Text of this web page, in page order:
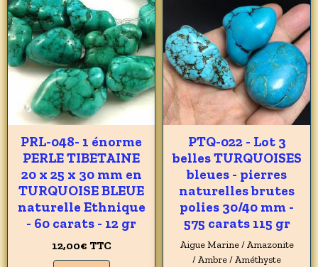
PRL-048- 1 énorme
PERLE TIBETAINE
20 x 25 x 30 mm en
TURQUOISE BLEUE
naturelle Ethnique
- 60 carats - 12 gr
12,00€ TTC
PTQ-022 - Lot 3
belles TURQUOISES
bleues - pierres
naturelles brutes
polies 30/40 mm -
575 carats 115 gr
Aigue Marine / Amazonite
/ Ambre / Améthyste